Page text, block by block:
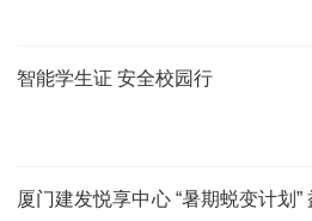
智能学生证 安全校园行
厦门建发悦享中心 “暑期蜕变计划